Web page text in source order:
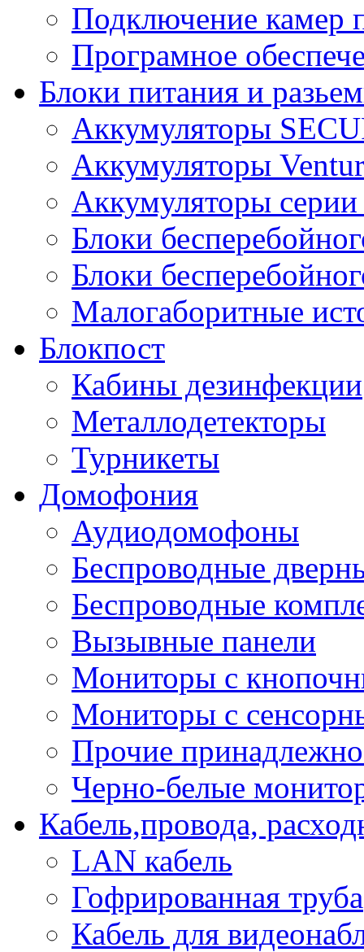
Подключение камер
Програмное
Блоки питания и
Аккумуляторы
Аккумуляторы
Аккумуляторы
Блоки
Блоки
Малогаборитные
Блокпост
Кабины дезинфекции
Металлодетекторы
Турникеты
Домофония
Аудиодомофоны
Беспроводные
Беспроводные
Вызывные панели
Мониторы с
Мониторы с
Прочие
Черно-белые
Кабель,провода,
LAN кабель
Гофрированная труба
Кабель для